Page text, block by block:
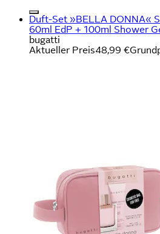
Duft-Set »BELLA DONNA«
60ml EdP + 100ml Shower
bugatti
Aktueller Preis48,99 €